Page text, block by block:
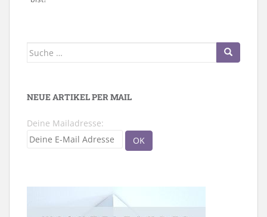
Suche
NEUE ARTIKEL PER MAIL
Deine Mailadresse: